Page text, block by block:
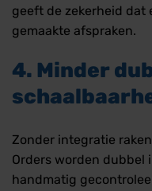
geeft de zekerheid dat
gemaakte afspraken.
4. Minder
Zonder integratie
Orders worden dubbel
handmatig